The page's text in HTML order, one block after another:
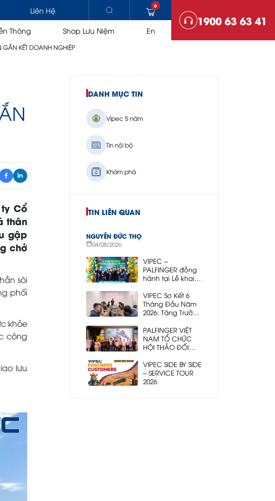
Liên Hệ 0
Trạm trộn bê tông nhựa
Máy rải
SO SÁNH
Thông Shop Lưu Niệm En
1900 63 63 41
KẾT DOANH NGHIỆP
Cổ
thân
gập
chở
sôi
phối
khỏe
công
lưu
DANH MỤC TIN
Vipec 5 năm
Tin nội bộ
Khám phá
TIN LIÊN QUAN
04/08/2026
NGUYỄN ĐỨC THỌ
VIPEC –
PALFINGER đồng
hành tại Lễ khai
3S UD Trucks Tiền
Giang
VIPEC Sơ Kết 6
Tháng Đầu Năm
2026: Tăng Trưởng
Rộng Sản Phẩm –
Sẵn Sàng Bứt Phá
PALFINGER VIỆT
NAM TỔ CHỨC
HỘI THẢO ĐỐI
2026 – VIPEC
ĐỒNG HÀNH KIẾN
TẠO TƯƠNG LAI
VIPEC SIDE BY SIDE
– SERVICE TOUR
2026